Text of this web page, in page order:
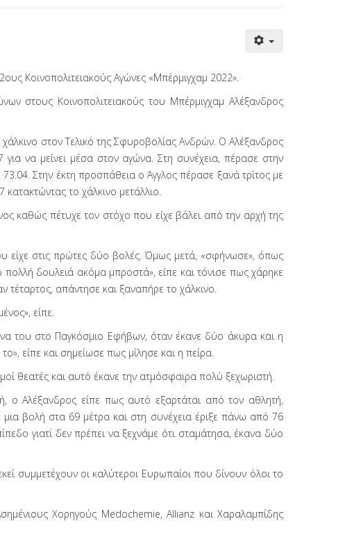
Κοινοπολιτειακούς Αγώνες «Μπέρμιγχαμ 2022».
στους Κοινοπολιτειακούς του Μπέρμιγχαμ Αλέξανδρος
χάλκινο στον Τελικό της Σφυροβολίας Ανδρών. Ο Αλέξανδρος
να μείνει μέσα στον αγώνα. Στη συνέχεια, πέρασε στην
Στην έκτη προσπάθεια ο Άγγλος πέρασε ξανά τρίτος με
το χάλκινο μετάλλιο.
καθώς πέτυχε τον στόχο που είχε βάλει από την αρχή της
στις πρώτες δύο βολές. Όμως μετά, «σφήνωσε», όπως
δουλειά ακόμα μπροστά», είπε και τόνισε πως χάρηκε
τέταρτος, απάντησε και ξαναπήρε το χάλκινο.
είπε.
του στο Παγκόσμιο Εφήβων, όταν έκανε δύο άκυρα και η
είπε και σημείωσε πως μίλησε και η πείρα.
θεατές και αυτό έκανε την ατμόσφαιρα πολύ ξεχωριστή.
ο Αλέξανδρος είπε πως αυτό εξαρτάται από τον αθλητή,
βολή στα 69 μέτρα και στη συνέχεια έριξε πάνω από 76
γιατί δεν πρέπει να ξεχνάμε ότι σταμάτησα, έκανα δύο
συμμετέχουν οι καλύτεροι Ευρωπαίοι που δίνουν όλοι το
Χορηγούς Medochemie, Allianz και Χαραλαμπίδης